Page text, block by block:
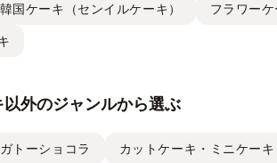
韓国ケーキ（センイルケーキ） フラワー
外のジャンルから選ぶ
ガトーショコラ カットケーキ・ミニケーキ